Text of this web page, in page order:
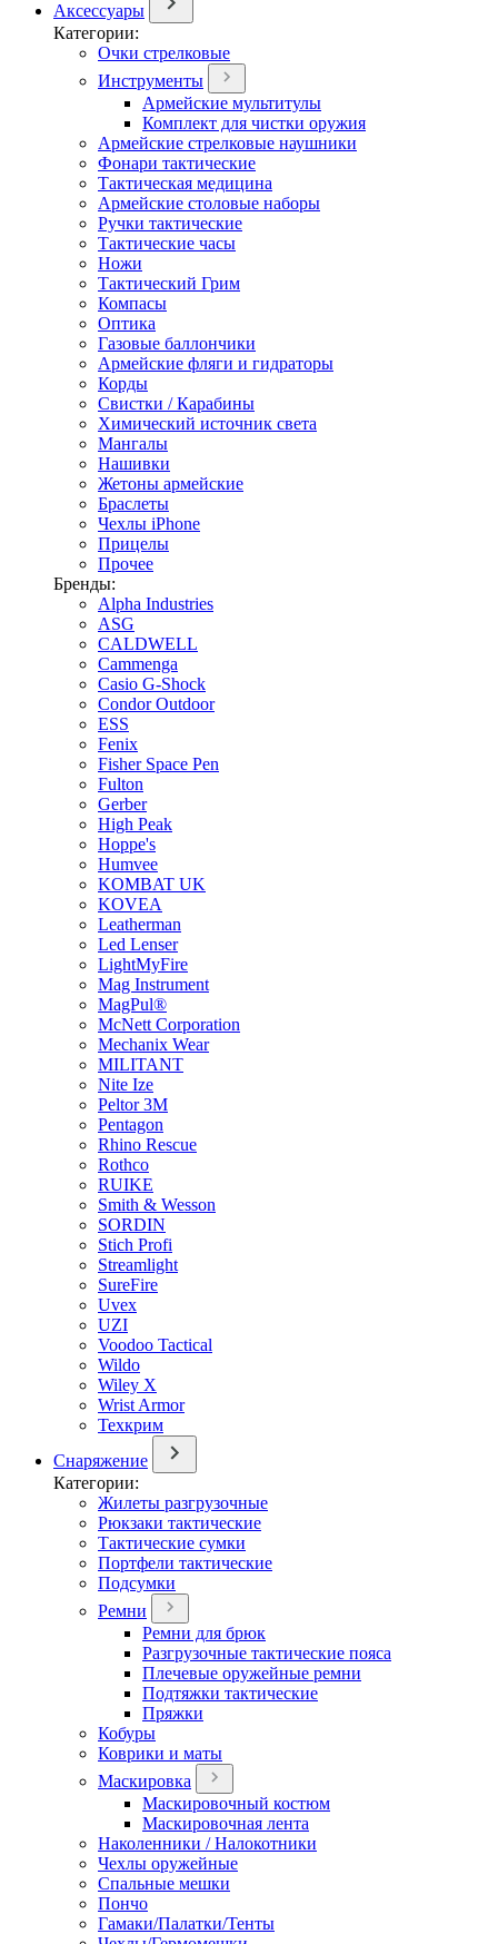
Аксессуары
Категории:
Очки стрелковые
Инструменты
Армейские мультитулы
Комплект для чистки оружия
Армейские стрелковые наушники
Фонари тактические
Тактическая медицина
Армейские столовые наборы
Ручки тактические
Тактические часы
Ножи
Тактический Грим
Компасы
Оптика
Газовые баллончики
Армейские фляги и гидраторы
Корды
Свистки / Карабины
Химический источник света
Мангалы
Нашивки
Жетоны армейские
Браслеты
Чехлы iPhone
Прицелы
Прочее
Бренды:
Alpha Industries
ASG
CALDWELL
Cammenga
Casio G-Shock
Condor Outdoor
ESS
Fenix
Fisher Space Pen
Fulton
Gerber
High Peak
Hoppe's
Humvee
KOMBAT UK
KOVEA
Leatherman
Led Lenser
LightMyFire
Mag Instrument
MagPul®
McNett Corporation
Mechanix Wear
MILITANT
Nite Ize
Peltor 3M
Pentagon
Rhino Rescue
Rothco
RUIKE
Smith & Wesson
SORDIN
Stich Profi
Streamlight
SureFire
Uvex
UZI
Voodoo Tactical
Wildo
Wiley X
Wrist Armor
Техкрим
Снаряжение
Категории:
Жилеты разгрузочные
Рюкзаки тактические
Тактические сумки
Портфели тактические
Подсумки
Ремни
Ремни для брюк
Разгрузочные тактические пояса
Плечевые оружейные ремни
Подтяжки тактические
Пряжки
Кобуры
Коврики и маты
Маскировка
Маскировочный костюм
Маскировочная лента
Наколенники / Налокотники
Чехлы оружейные
Спальные мешки
Пончо
Гамаки/Палатки/Тенты